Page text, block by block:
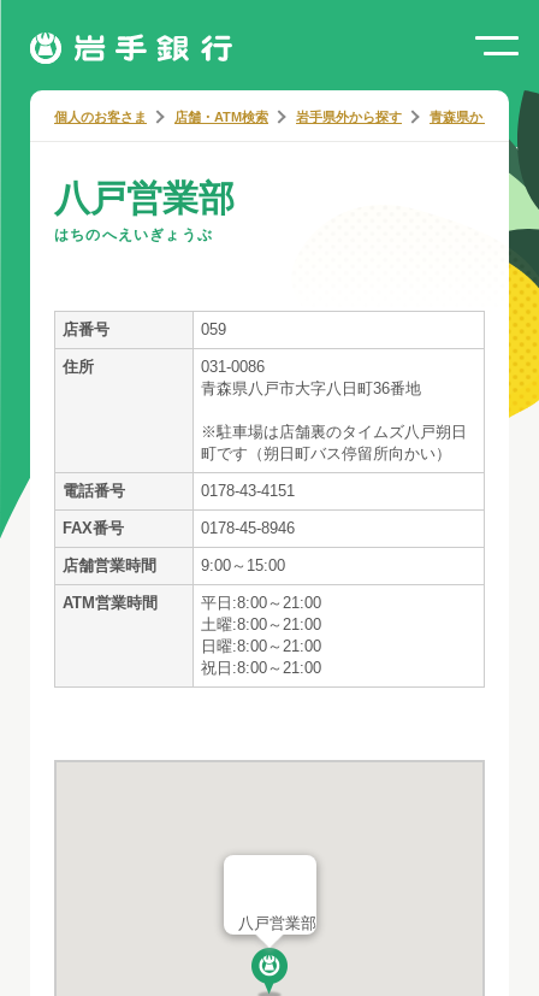
個人のお客さま 店舗・ATM検索 岩手県外から探す 青森県から探す
八戸営業部
はちのへえいぎょうぶ
店番号 059
住所
031-0086
青森県八戸市大字八日町36番地
※駐車場は店舗裏のタイムズ八戸朔日
町です（朔日町バス停留所向かい）
電話番号 0178-43-4151
FAX番号 0178-45-8946
店舗営業時間 9:00～15:00
ATM営業時間
平日:8:00～21:00
土曜:8:00～21:00
日曜:8:00～21:00
祝日:8:00～21:00
八戸営業部